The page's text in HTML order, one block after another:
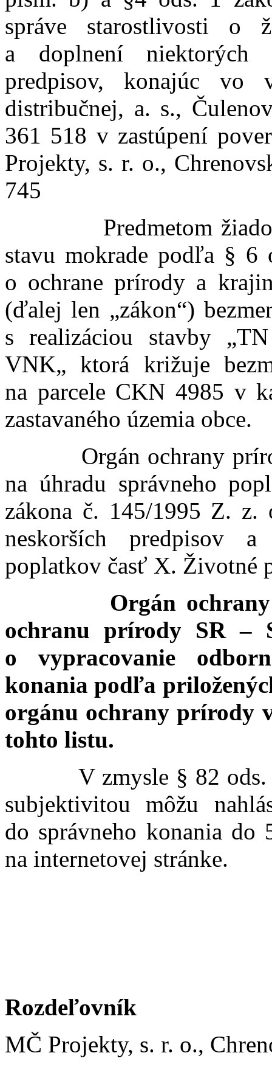
správe starostlivosti o
a doplnení niektorých
predpisov, konajúc vo
distribučnej, a. s.,
361 518 v zastúpení
Projekty, s. r. o.,
745
Predmetom žiadosti
stavu mokrade podľa § 6
o ochrane prírody a
(ďalej len „zákon“)
s realizáciou stavby
VNK„ ktorá križuje
na parcele CKN 4985 v
zastavaného územia obce.
Orgán ochrany
na úhradu správneho
zákona č. 145/1995 Z. z.
neskorších predpisov
poplatkov časť X. Životné
Orgán
ochranu prírody SR –
o vypracovanie
konania podľa
orgánu ochrany prírody
tohto listu.
V zmysle § 82 ods. 7
subjektivitou môžu
do správneho konania do
na internetovej stránke.
Rozdeľovník
MČ Projekty, s. r. o.,